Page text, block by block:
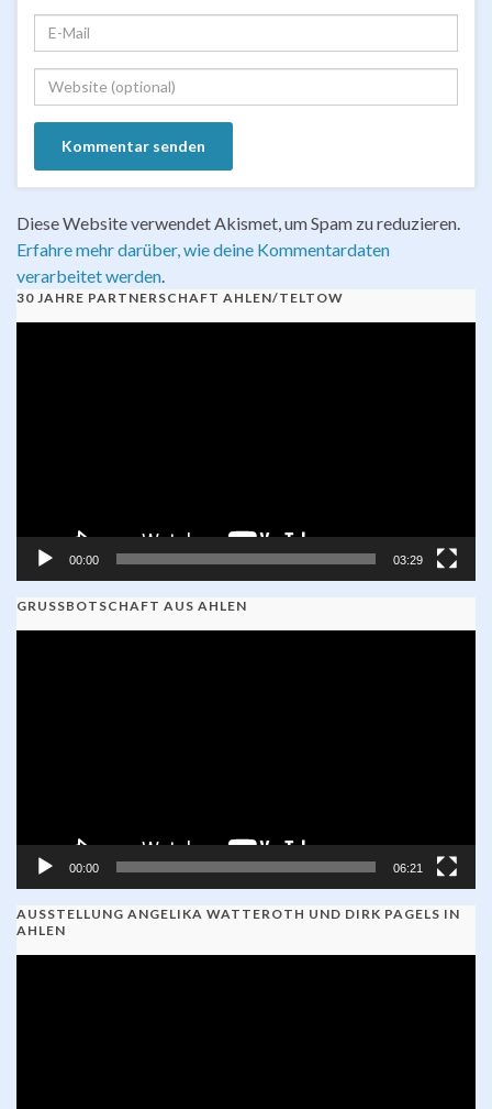
Diese Website verwendet Akismet, um Spam zu reduzieren.
Erfahre mehr darüber, wie deine Kommentardaten
verarbeitet werden.
30 JAHRE PARTNERSCHAFT AHLEN/TELTOW
00:00 03:29
GRUSSBOTSCHAFT AUS AHLEN
00:00 06:21
AUSSTELLUNG ANGELIKA WATTEROTH UND DIRK PAGELS IN
AHLEN